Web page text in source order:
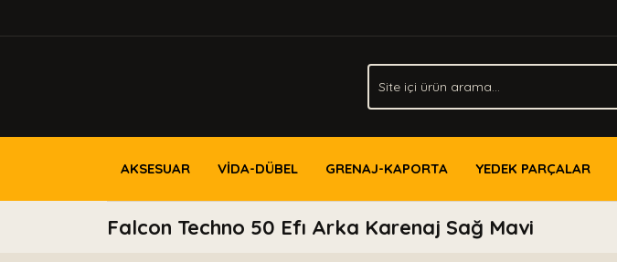
AKSESUAR VİDA-DÜBEL GRENAJ-KAPORTA YEDEK PARÇALAR
Falcon Techno 50 Efı Arka Karenaj Sağ Mavi